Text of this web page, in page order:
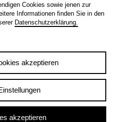
Cookies sowie jenen zur
Informationen finden Sie in den
Datenschutzerklärung.
akzeptieren
akzeptieren